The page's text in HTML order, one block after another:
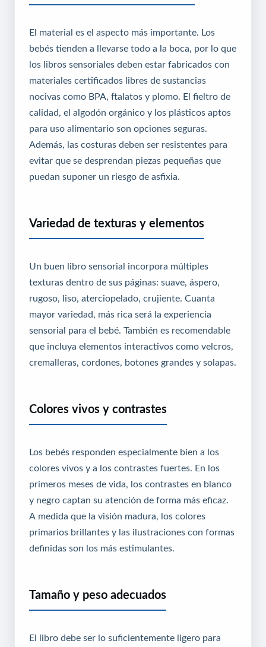
El material es el aspecto más importante. Los
bebés tienden a llevarse todo a la boca, por lo que
los libros sensoriales deben estar fabricados con
materiales certificados libres de sustancias
nocivas como BPA, ftalatos y plomo. El fieltro de
calidad, el algodón orgánico y los plásticos aptos
para uso alimentario son opciones seguras.
Además, las costuras deben ser resistentes para
evitar que se desprendan piezas pequeñas que
puedan suponer un riesgo de asfixia.
Variedad de texturas y elementos
Un buen libro sensorial incorpora múltiples
texturas dentro de sus páginas: suave, áspero,
rugoso, liso, aterciopelado, crujiente. Cuanta
mayor variedad, más rica será la experiencia
sensorial para el bebé. También es recomendable
que incluya elementos interactivos como velcros,
cremalleras, cordones, botones grandes y solapas.
Colores vivos y contrastes
Los bebés responden especialmente bien a los
colores vivos y a los contrastes fuertes. En los
primeros meses de vida, los contrastes en blanco
y negro captan su atención de forma más eficaz.
A medida que la visión madura, los colores
primarios brillantes y las ilustraciones con formas
definidas son los más estimulantes.
Tamaño y peso adecuados
El libro debe ser lo suficientemente ligero para